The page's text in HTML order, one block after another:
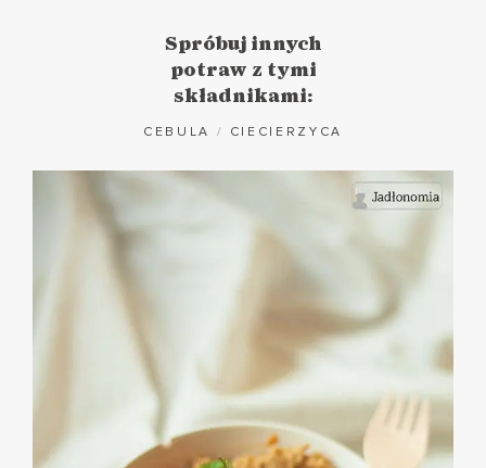
Spróbuj innych
potraw z tymi
składnikami:
CEBULA / CIECIERZYCA